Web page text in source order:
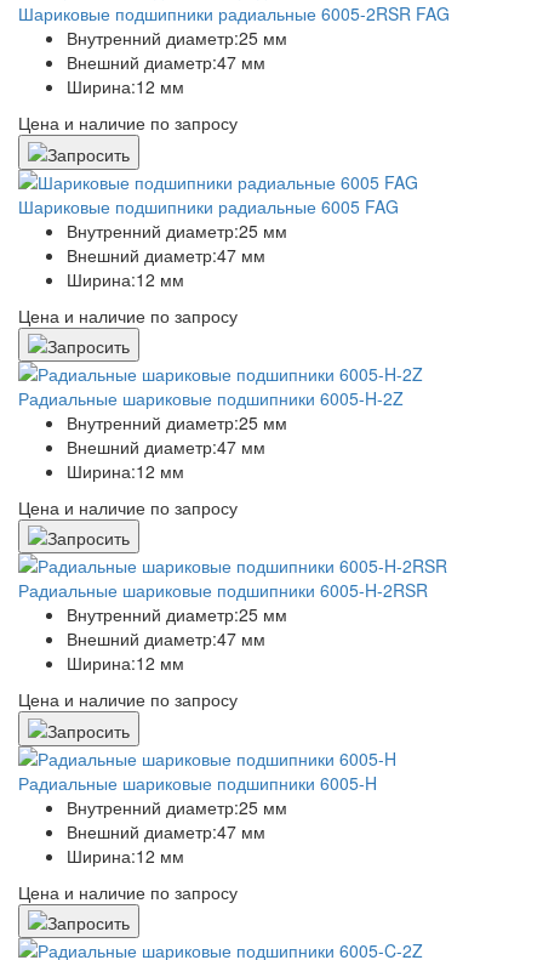
Шариковые подшипники радиальные 6005-2RSR FAG
Внутренний диаметр:25 мм
Внешний диаметр:47 мм
Ширина:12 мм
Цена и наличие по запросу
Шариковые подшипники радиальные 6005 FAG
Внутренний диаметр:25 мм
Внешний диаметр:47 мм
Ширина:12 мм
Цена и наличие по запросу
Радиальные шариковые подшипники 6005-H-2Z
Внутренний диаметр:25 мм
Внешний диаметр:47 мм
Ширина:12 мм
Цена и наличие по запросу
Радиальные шариковые подшипники 6005-H-2RSR
Внутренний диаметр:25 мм
Внешний диаметр:47 мм
Ширина:12 мм
Цена и наличие по запросу
Радиальные шариковые подшипники 6005-H
Внутренний диаметр:25 мм
Внешний диаметр:47 мм
Ширина:12 мм
Цена и наличие по запросу